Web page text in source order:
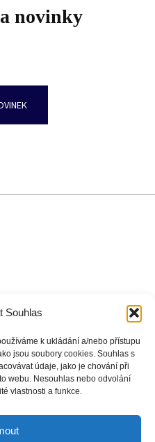
Souhlas
k ukládání a/nebo přístupu
jsou soubory cookies. Souhlas s
údaje, jako je chování při
webu. Nesouhlas nebo odvolání
vlastnosti a funkce.
novinky